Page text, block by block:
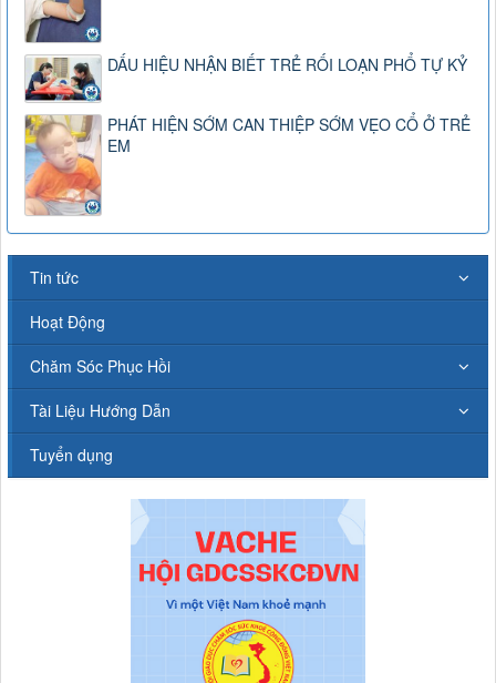
DẤU HIỆU NHẬN BIẾT TRẺ RỐI LOẠN PHỔ TỰ KỶ
PHÁT HIỆN SỚM CAN THIỆP SỚM VẸO CỔ Ở TRẺ
EM
Tin tức
Hoạt Động
Chăm Sóc Phục Hồi
Tài Liệu Hướng Dẫn
Tuyển dụng